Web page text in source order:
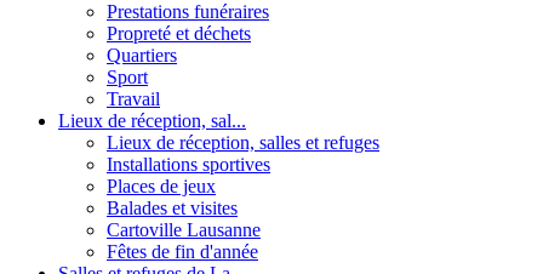
Prestations funéraires
Propreté et déchets
Quartiers
Sport
Travail
Lieux de réception, sal...
Lieux de réception, salles et refuges
Installations sportives
Places de jeux
Balades et visites
Cartoville Lausanne
Fêtes de fin d'année